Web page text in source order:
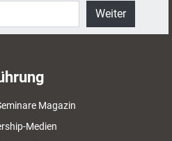
Weiter
Magazin
Medien